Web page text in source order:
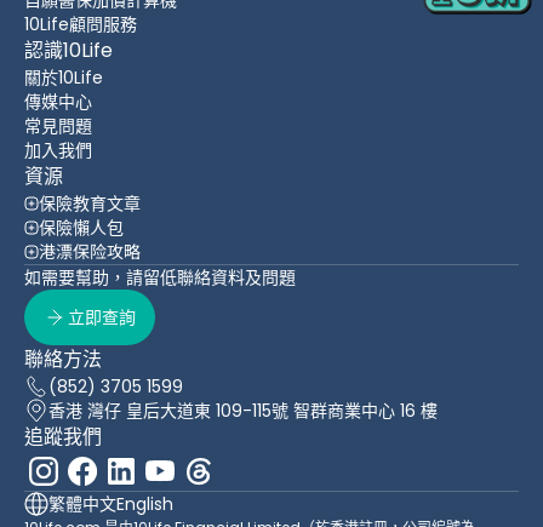
10Life顧問服務
認識10Life
關於10Life
傳媒中心
常見問題
加入我們
資源
保險教育文章
保險懶人包
港漂保险攻略
如需要幫助，請留低聯絡資料及問題
立即查詢
聯絡方法
(852) 3705 1599
香港 灣仔 皇后大道東 109-115號 智群商業中心 16 樓
追蹤我們
繁體中文English